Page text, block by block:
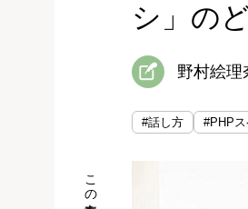
シ」の
野村絵理
#話し方 #PHP